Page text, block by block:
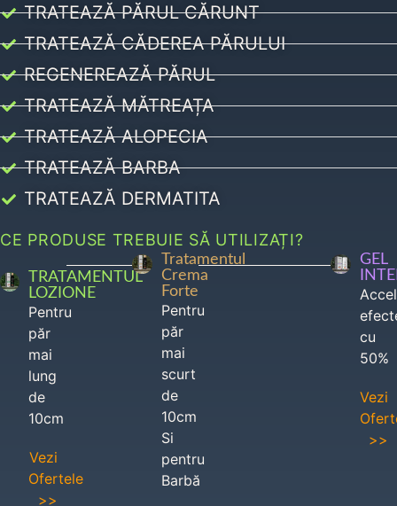
TRATEAZĂ PĂRUL CĂRUNT
TRATEAZĂ CĂDEREA PĂRULUI
REGENEREAZĂ PĂRUL
TRATEAZĂ MĂTREAȚA
TRATEAZĂ ALOPECIA
TRATEAZĂ BARBA
TRATEAZĂ DERMATITA
CE PRODUSE TREBUIE SĂ UTILIZAȚI?
TRATAMENTUL
LOZIONE
Pentru
păr
mai
lung
de
10cm
Vezi
Ofertele
>>
Tratamentul
Crema
Forte
Pentru
păr
mai
scurt
de
10cm
Si
pentru
Barbă
GEL
cu
50%
Vezi
>>